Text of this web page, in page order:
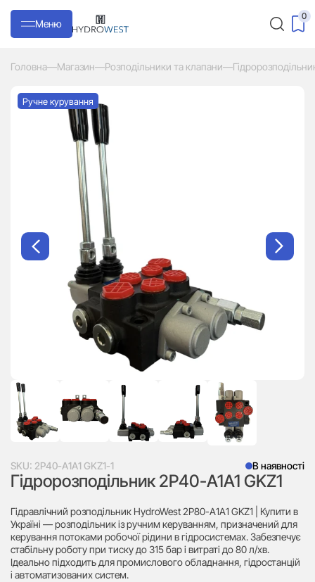
Меню
0
Головна—Магазин—Розподільники та клапани—
Ручне курування
SKU: 2P40-A1A1 GKZ1-1 В наявності
Гідророзподільник 2P40-A1A1 GKZ1
Гідравлічний розподільник HydroWest 2P80-A1A1 GKZ1 | Купити в
Україні — розподільник із ручним керуванням, призначений для
керування потоками робочої рідини в гідросистемах. Забезпечує
стабільну роботу при тиску до 315 бар і витраті до 80 л/хв.
Ідеально підходить для промислового обладнання, гідростанцій
і автоматизованих систем.